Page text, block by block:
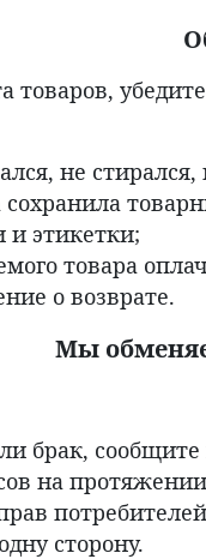
товаров,
не
сохранила
и этикетки;
товара
о возврате.
Мы
брак,
на
сторону.